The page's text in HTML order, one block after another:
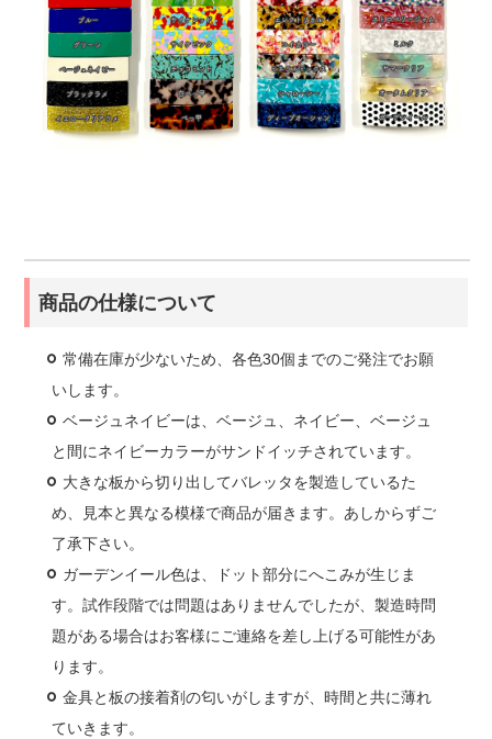
商品の仕様について
常備在庫が少ないため、各色30個までのご発注でお願
いします。
ベージュネイビーは、ベージュ、ネイビー、ベージュ
と間にネイビーカラーがサンドイッチされています。
大きな板から切り出してバレッタを製造しているた
め、見本と異なる模様で商品が届きます。あしからずご
了承下さい。
ガーデンイール色は、ドット部分にへこみが生じま
す。試作段階では問題はありませんでしたが、製造時問
題がある場合はお客様にご連絡を差し上げる可能性があ
ります。
金具と板の接着剤の匂いがしますが、時間と共に薄れ
ていきます。